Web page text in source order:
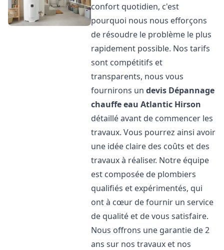
confort quotidien, c'est
pourquoi nous nous efforçons
de résoudre le problème le plus
rapidement possible. Nos tarifs
sont compétitifs et
transparents, nous vous
fournirons undevis Dépannage
chauffe eau Atlantic Hirson
détaillé avant de commencer les
travaux. Vous pourrez ainsi avoir
une idée claire des coûts et des
travaux à réaliser. Notre équipe
est composée de plombiers
qualifiés et expérimentés, qui
ont à cœur de fournir un service
de qualité et de vous satisfaire.
Nous offrons une garantie de 2
ans sur nos travaux et nos